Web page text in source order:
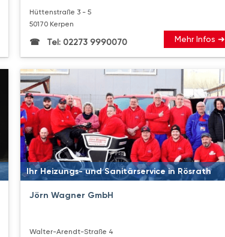
Hüttenstraße 3 - 5
50170 Kerpen
Tel: 02273 9990070 Mehr Infos ➜
Ihr Heizungs- und Sanitärservice in Rösrath
Jörn Wagner GmbH
Walter-Arendt-Straße 4